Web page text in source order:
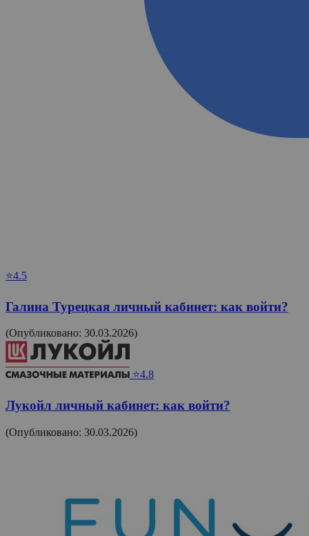
⭐4.5
Галина Турецкая личный кабинет: как войти?
(Опубликовано: 30.03.2026)
⭐4.8
Лукойл личный кабинет: как войти?
(Опубликовано: 30.03.2026)